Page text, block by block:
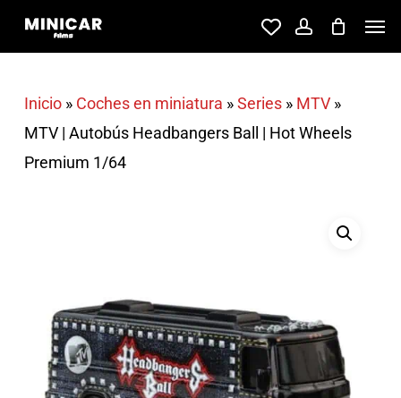
Skip
content
account
Inicio» Coches en miniatura »Series» MTV»
MTV | Autobús Headbangers Ball | Hot Wheels
Premium 1/64